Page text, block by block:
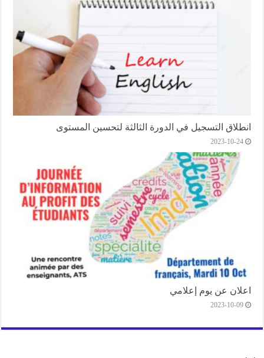
انطلاق التسجيل في الدورة الثالثة لتحسين المستوى
2023-10-24
اعلان عن يوم إعلامي
2023-10-09